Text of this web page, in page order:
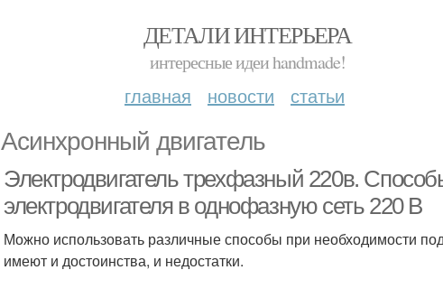
ДЕТАЛИ ИНТЕРЬЕРА
интересные идеи handmade!
главная новости статьи
Асинхронный двигатель
Электродвигатель трехфазный 220в.
электродвигателя в однофазную сеть 220 В
Можно использовать различные способы при необходимости
имеют и достоинства, и недостатки.